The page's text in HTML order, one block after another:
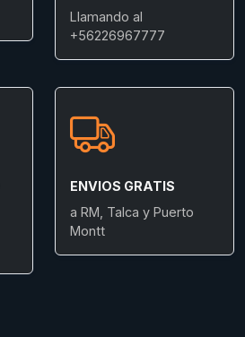
Llamando al
+56226967777
ENVIOS GRATIS
a RM, Talca y Puerto
Montt